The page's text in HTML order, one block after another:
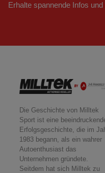
Erhalte spannende Infos
Die Geschichte von Milltek
Sport ist eine
Erfolgsgeschichte, die im
1983 begann, als ein wahrer
Autoenthusiast das
Unternehmen gründete.
Seitdem hat sich Milltek zu